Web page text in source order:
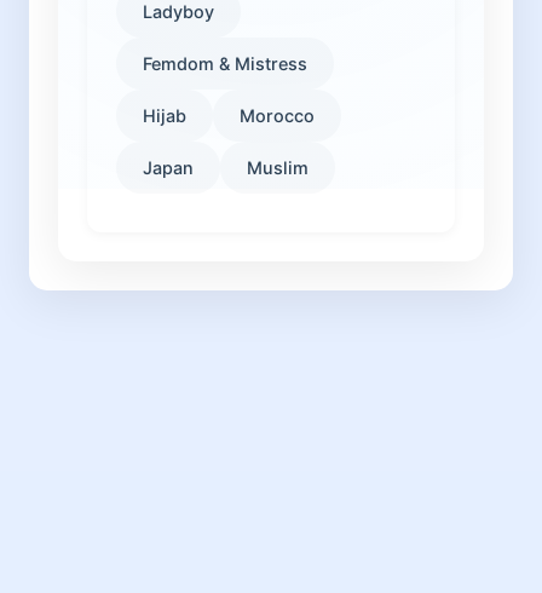
Ladyboy
Femdom & Mistress
Hijab Morocco
Japan Muslim